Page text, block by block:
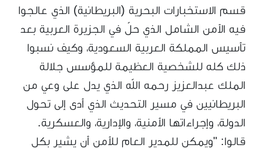
قسم الاستخبارات البحرية (البريطانية) الذي عالجوا
فيه الأمن الشامل الذي حلّ في الجزيرة العربية بعد
تأسيس المملكة العربية السعودية، وكيف نسبوا
ذلك كله للشخصية العظيمة للمؤسس جلالة
الملك عبدالعزيز رحمه الله الذي يدل على وعي من
البريطانيين في مسير التحديث الذي أدى إلى تحول
الدولة، وإجراءاتها الأمنية، والإدارية، والعسكرية.
قالوا: "ويمكن للمدير العام للأمن أن يشير بكل